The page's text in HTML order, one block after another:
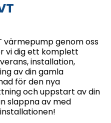
värmepump genom oss
vi dig ett komplett
installation,
av din gamla
för den nya
och uppstart av din
slappna av med